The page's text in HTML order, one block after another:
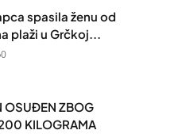
spasila ženu od
plaži u Grčkoj...
0
OSUĐEN ZBOG
KILOGRAMA